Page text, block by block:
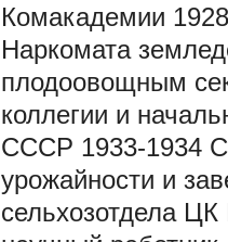
Комакадемии
Наркомата
плодоовощным
коллегии и
СССР 1933-1934
урожайности и
сельхозотдела